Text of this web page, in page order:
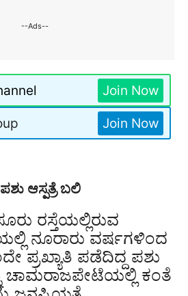
--Ads--
Join Now
Join Now
ಆಸ್ಪತ್ರೆ ಬಲಿ
ರಸ್ತೆಯಲ್ಲಿರುವ
ನೂರಾರು ವರ್ಷಗಳಿಂದ
ಪ್ರಖ್ಯಾತಿ ಪಡೆದಿದ್ದ ಪಶು
ಚಾಮರಾಜಪೇಟೆಯಲ್ಲಿ ಕಂತೆ